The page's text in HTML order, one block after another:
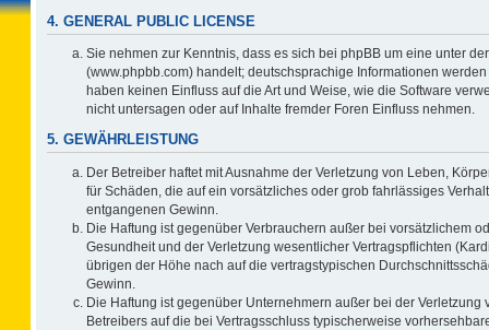
4. GENERAL PUBLIC LICENSE
Sie nehmen zur Kenntnis, dass es sich bei phpBB um eine unter der
(www.phpbb.com) handelt; deutschsprachige Informationen
haben keinen Einfluss auf die Art und Weise, wie die Software
nicht untersagen oder auf Inhalte fremder Foren Einfluss nehmen.
5. GEWÄHRLEISTUNG
Der Betreiber haftet mit Ausnahme der Verletzung von Leben,
für Schäden, die auf ein vorsätzliches oder grob fahrlässiges
entgangenen Gewinn.
Die Haftung ist gegenüber Verbrauchern außer bei vorsätzlichem
Gesundheit und der Verletzung wesentlicher Vertragspflichten
übrigen der Höhe nach auf die vertragstypischen
Gewinn.
Die Haftung ist gegenüber Unternehmern außer bei der
Betreibers auf die bei Vertragsschluss typischerweise